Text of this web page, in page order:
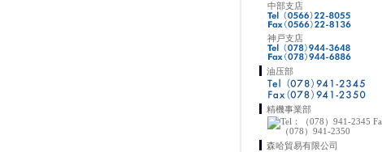
中部支店
神戸支店
油压部
精機事業部
森哈貿易有限公司